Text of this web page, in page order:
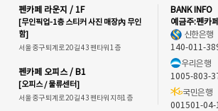
펜카페 라운지 / 1F
[무인픽업-1층 스티커 사진 매장內 무인
함]
서울 중구 퇴계로 20길 43 펜타워 1층
펜카페 오피스 / B1
[오피스 / 물류센터]
서울 중구 퇴계로 20길 43 펜타워 지하1층
BANK INFO
예금주:펜카
신한은행
140-011-
우리은행
1005-803-
국민은행
001501-04-